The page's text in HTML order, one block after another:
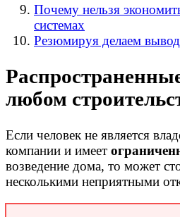
Почему нельзя
системах
Резюмируя делаем вывод
любом
Если человек не является
компании и имеет
возведение дома, то может
несколькими неприятными